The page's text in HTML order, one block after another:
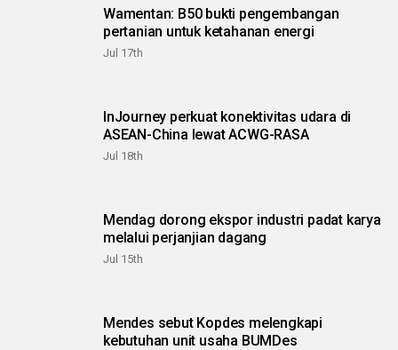
Wamentan: B50 bukti pengembangan
pertanian untuk ketahanan energi
Jul 17th
InJourney perkuat konektivitas udara di
ASEAN-China lewat ACWG-RASA
Jul 18th
Mendag dorong ekspor industri padat karya
melalui perjanjian dagang
Jul 15th
Mendes sebut Kopdes melengkapi
kebutuhan unit usaha BUMDes